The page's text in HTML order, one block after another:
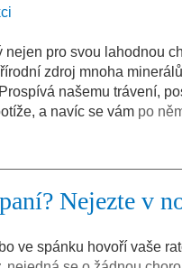
nejen pro svou lahodnou
zdroj mnoha
našemu trávení,
a navíc se vám po
Nejezte v
ve spánku hovoří vaše